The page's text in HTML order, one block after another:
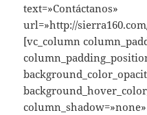
text=»Contáctanos»
url=»http://
[vc_column
column_shadow=»none»